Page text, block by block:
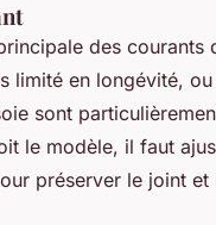
des courants
limité en longévité,
sont
le modèle, il faut
préserver le joint et